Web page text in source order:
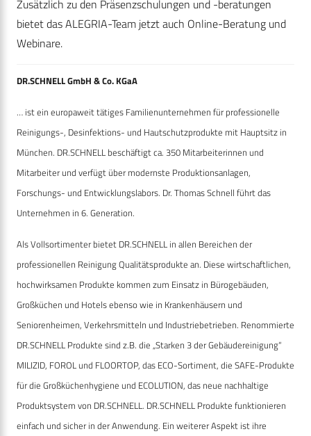
Zusätzlich zu den Präsenzschulungen und -beratungen
bietet das ALEGRIA-Team jetzt auch Online-Beratung und
Webinare.
DR.SCHNELL GmbH & Co. KGaA
… ist ein europaweit tätiges Familienunternehmen für professionelle
Reinigungs-, Desinfektions- und Hautschutzprodukte mit Hauptsitz in
München. DR.SCHNELL beschäftigt ca. 350 Mitarbeiterinnen und
Mitarbeiter und verfügt über modernste Produktionsanlagen,
Forschungs- und Entwicklungslabors. Dr. Thomas Schnell führt das
Unternehmen in 6. Generation.
Als Vollsortimenter bietet DR.SCHNELL in allen Bereichen der
professionellen Reinigung Qualitätsprodukte an. Diese wirtschaftlichen,
hochwirksamen Produkte kommen zum Einsatz in Bürogebäuden,
Großküchen und Hotels ebenso wie in Krankenhäusern und
Seniorenheimen, Verkehrsmitteln und Industriebetrieben. Renommierte
DR.SCHNELL Produkte sind z.B. die „Starken 3 der Gebäudereinigung“
MILIZID, FOROL und FLOORTOP, das ECO-Sortiment, die SAFE-Produkte
für die Großküchenhygiene und ECOLUTION, das neue nachhaltige
Produktsystem von DR.SCHNELL. DR.SCHNELL Produkte funktionieren
einfach und sicher in der Anwendung. Ein weiterer Aspekt ist ihre